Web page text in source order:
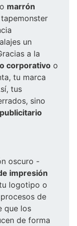
marrón
un
a la
corporativo o
tu marca
tus
sino
oscuro -
impresión
logotipo o
de
que los
de forma